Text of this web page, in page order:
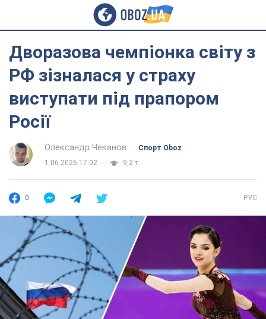
Дворазова чемпіонка світу з
РФ зізналася у страху
виступати під прапором
Росії
Олександр Чеканов
Спорт Oboz
1.06.2026 17:02
9,2 т.
0 РУС